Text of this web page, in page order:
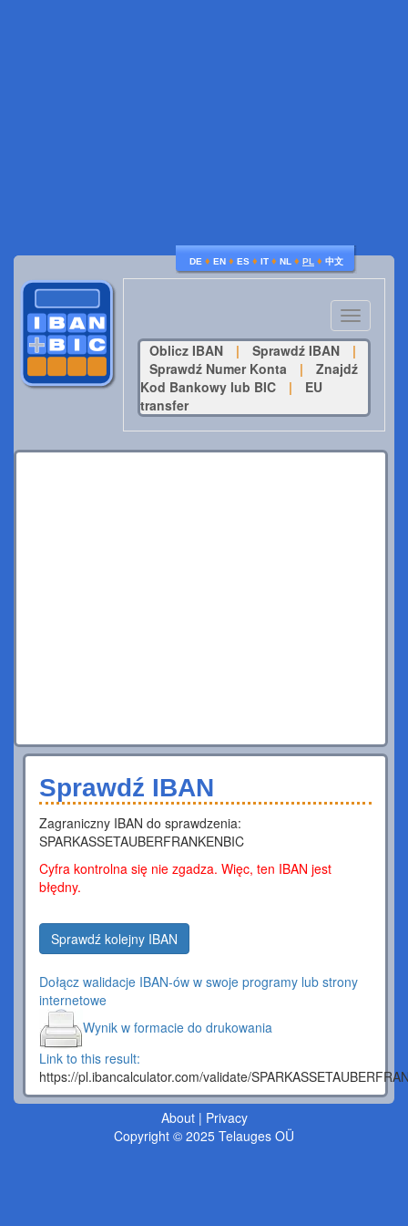
DE ♦ EN ♦ ES ♦ IT ♦ NL ♦ PL ♦ 中文
Toggle
navigation
Oblicz IBAN
| Sprawdź IBAN
|
Sprawdź Numer Konta
|
Znajdź
Kod Bankowy lub BIC
|
EU
transfer
Sprawdź IBAN
Zagraniczny IBAN do sprawdzenia:
SPARKASSETAUBERFRANKENBIC
Cyfra kontrolna się nie zgadza. Więc, ten IBAN jest
błędny.
Sprawdź kolejny IBAN
Dołącz walidacje IBAN-ów w swoje programy lub strony
internetowe
Wynik w formacie do drukowania
Link to this result:
https://pl.ibancalculator.com/validate/
About| Privacy
Copyright © 2025 Telauges OÜ